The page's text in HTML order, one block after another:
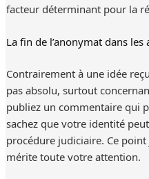
facteur déterminant pour la
La fin de l’anonymat dans
Contrairement à une idée
pas absolu, surtout
publiez un commentaire qui
sachez que votre identité
procédure judiciaire. Ce
mérite toute votre attention.